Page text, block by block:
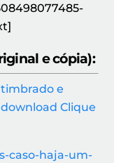
e cópia):
e
Clique
caso-haja-um-